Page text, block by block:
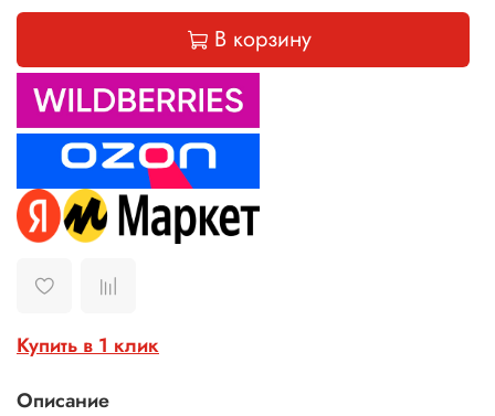
В корзину
Купить в 1 клик
Описание